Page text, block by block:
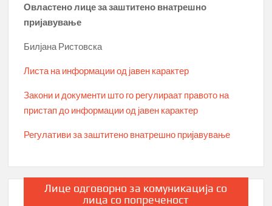
Овластено лице за заштитено внатрешно
пријавување
Билјана Ристовска
Листа на информации од јавен карактер
Закони и документи што го регулираат правото на
пристап до информации од јавен карактер
Регулативи за заштитено внатрешно пријавување
Лице одговорно за комуникација со
лица со попреченост